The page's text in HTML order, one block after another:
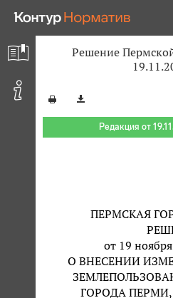
Решение
Редакция от
ПЕРМСКАЯ
от 19
О ВНЕСЕНИИ
ГОРОДА